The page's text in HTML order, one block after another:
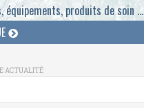
équipements, produits de soin ...
ACTUALITÉ